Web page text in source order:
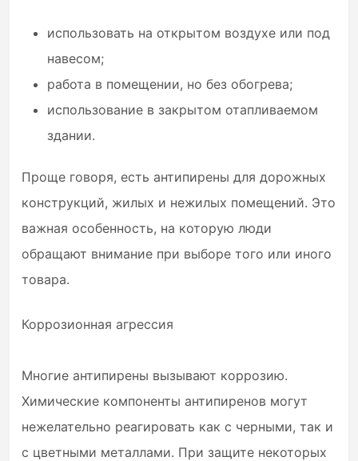
использовать на открытом воздухе или под
навесом;
работа в помещении, но без обогрева;
использование в закрытом отапливаемом
здании.
Проще говоря, есть антипирены для дорожных
конструкций, жилых и нежилых помещений. Это
важная особенность, на которую люди
обращают внимание при выборе того или иного
товара.
Коррозионная агрессия
Многие антипирены вызывают коррозию.
Химические компоненты антипиренов могут
нежелательно реагировать как с черными, так и
с цветными металлами. При защите некоторых